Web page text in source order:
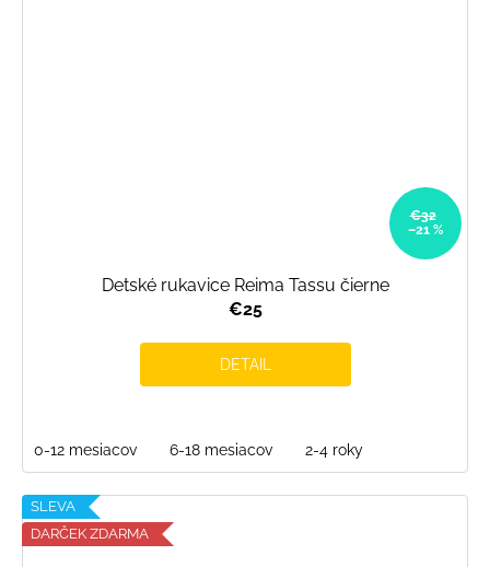
€32
–21 %
Detské rukavice Reima Tassu čierne
€25
DETAIL
0-12 mesiacov 6-18 mesiacov 2-4 roky
SLEVA
DARČEK ZDARMA